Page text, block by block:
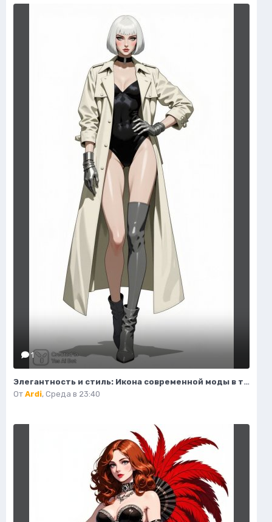
1
Элегантность и стиль: Икона современной моды в тренче и сапогах. Изображение из нейросети Flux.1
От Ardi, Среда в 23:40